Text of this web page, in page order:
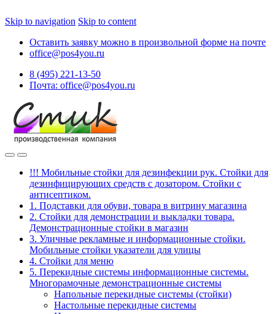
Skip to navigation Skip to content
Оставить заявку можно в произвольной форме на почте
office@pos4you.ru
8 (495) 221-13-50
Почта: office@pos4you.ru
!!! Мобильные стойки для дезинфекции рук. Стойки для
дезинфицирующих средств с дозатором. Стойки с
антисептиком.
1. Подставки для обуви, товара в витрину магазина
2. Стойки для демонстрации и выкладки товара.
Демонстрационные стойки в магазин
3. Уличные рекламные и информационные стойки.
Мобильные стойки указатели для улицы
4. Стойки для меню
5. Перекидные системы информационные системы.
Многорамочные демонстрационные системы
Напольные перекидные системы (стойки)
Настольные перекидные системы